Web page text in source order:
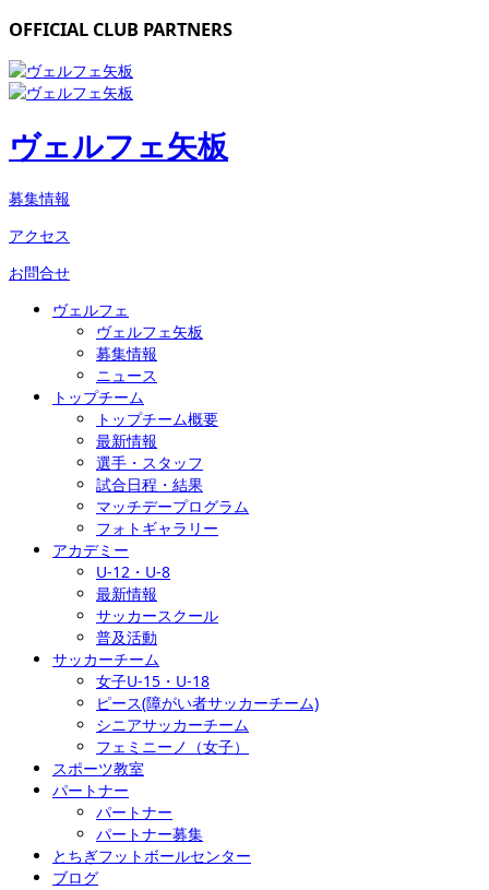
OFFICIAL CLUB PARTNERS
ヴェルフェ矢板
募集情報
アクセス
お問合せ
ヴェルフェ
ヴェルフェ矢板
募集情報
ニュース
トップチーム
トップチーム概要
最新情報
選手・スタッフ
試合日程・結果
マッチデープログラム
フォトギャラリー
アカデミー
U-12・U-8
最新情報
サッカースクール
普及活動
サッカーチーム
女子U-15・U-18
ピース(障がい者サッカーチーム)
シニアサッカーチーム
フェミニーノ（女子）
スポーツ教室
パートナー
パートナー
パートナー募集
とちぎフットボールセンター
ブログ